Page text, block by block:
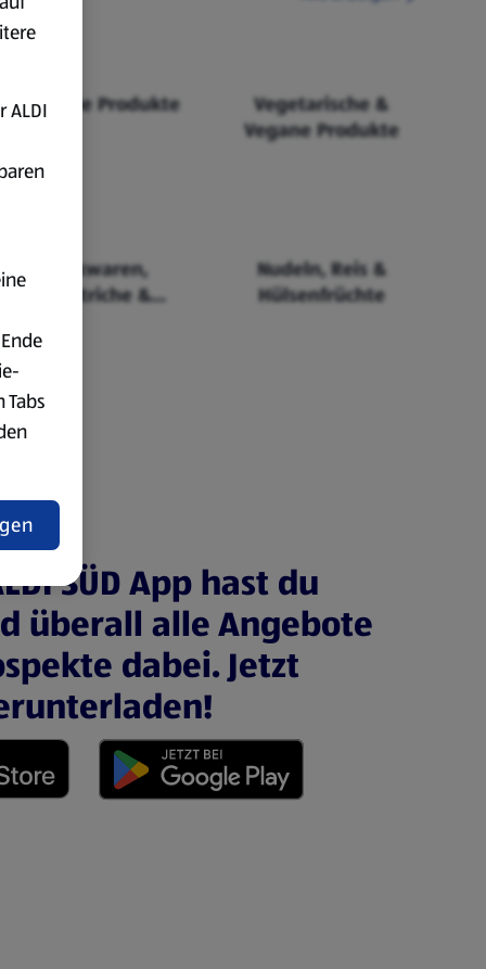
Fairtrade Produkte
Vegetarische &
Vegane Produkte
Backwaren,
Aufstriche &
Nudeln, Reis &
Hülsenfrüchte
SÜD App hast du
überall alle Angebote
dabei. Jetzt
ALDI